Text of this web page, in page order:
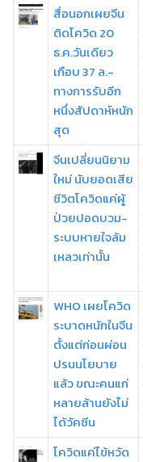
สื่อนอกเผยจีน
ติดโควิด 20
ธ.ค.วันเดียว
เกือบ 37 ล.-
ทางการรับอีก
หนึ่งสัปดาห์หนัก
สุด
จีนเปลี่ยนนิยาม
ใหม่ นับยอดเสีย
ชีวิตโควิดแค่ผู้
ป่วยปอดบวม-
ระบบหายใจล้ม
เหลวเท่านั้น
WHO เผยโควิด
ระบาดหนักในจีน
ตั้งแต่ก่อนผ่อน
ปรนนโยบาย
แล้ว ขณะคนแก่
หลายล้านยังไม่
ได้วัคซีน
โควิดแค่ไข้หวัด